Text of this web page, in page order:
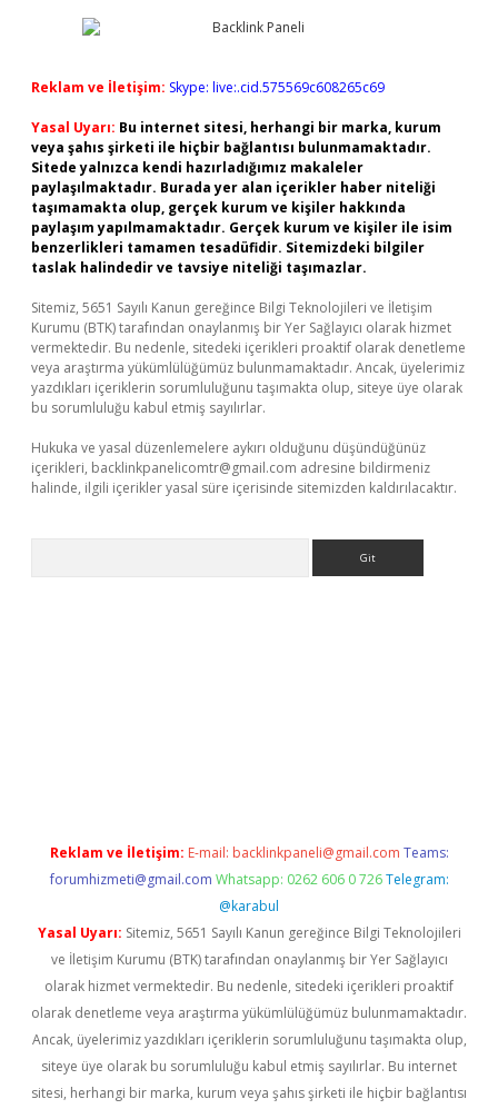
Reklam ve İletişim: Skype: live:.cid.575569c608265c69
Yasal Uyarı: Bu internet sitesi, herhangi bir marka, kurum
veya şahıs şirketi ile hiçbir bağlantısı bulunmamaktadır.
Sitede yalnızca kendi hazırladığımız makaleler
paylaşılmaktadır. Burada yer alan içerikler haber niteliği
taşımamakta olup, gerçek kurum ve kişiler hakkında
paylaşım yapılmamaktadır. Gerçek kurum ve kişiler ile isim
benzerlikleri tamamen tesadüfidir. Sitemizdeki bilgiler
taslak halindedir ve tavsiye niteliği taşımazlar.
Sitemiz, 5651 Sayılı Kanun gereğince Bilgi Teknolojileri ve İletişim
Kurumu (BTK) tarafından onaylanmış bir Yer Sağlayıcı olarak hizmet
vermektedir. Bu nedenle, sitedeki içerikleri proaktif olarak denetleme
veya araştırma yükümlülüğümüz bulunmamaktadır. Ancak, üyelerimiz
yazdıkları içeriklerin sorumluluğunu taşımakta olup, siteye üye olarak
bu sorumluluğu kabul etmiş sayılırlar.
Hukuka ve yasal düzenlemelere aykırı olduğunu düşündüğünüz
içerikleri, backlinkpanelicomtr@gmail.com adresine bildirmeniz
halinde, ilgili içerikler yasal süre içerisinde sitemizden kaldırılacaktır.
Reklam ve İletişim: E-mail: backlinkpaneli@gmail.com Teams:
forumhizmeti@gmail.com Whatsapp: 0262 606 0 726 Telegram:
@karabul
Yasal Uyarı: Sitemiz, 5651 Sayılı Kanun gereğince Bilgi Teknolojileri
ve İletişim Kurumu (BTK) tarafından onaylanmış bir Yer Sağlayıcı
olarak hizmet vermektedir. Bu nedenle, sitedeki içerikleri proaktif
olarak denetleme veya araştırma yükümlülüğümüz bulunmamaktadır.
Ancak, üyelerimiz yazdıkları içeriklerin sorumluluğunu taşımakta olup,
siteye üye olarak bu sorumluluğu kabul etmiş sayılırlar. Bu internet
sitesi, herhangi bir marka, kurum veya şahıs şirketi ile hiçbir bağlantısı